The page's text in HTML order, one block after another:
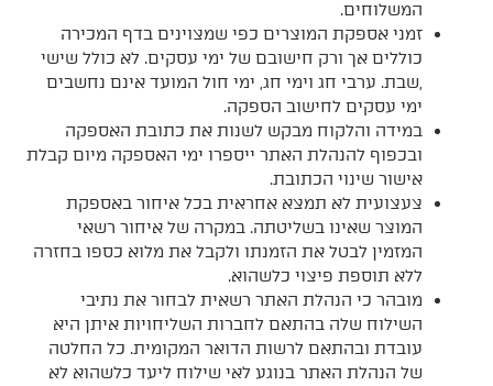
המשלוחים.
זמני אספקת המוצרים כפי שמצוינים בדף המכירה
כוללים אך ורק חישובם של ימי עסקים. לא כולל שישי
,שבת. ערבי חג וימי חג, ימי חול המועד אינם נחשבים
ימי עסקים לחישוב הספקה.
במידה והלקוח מבקש לשנות את כתובת האספקה
ובכפוף להנהלת האתר ייספרו ימי האספקה מיום קבלת
אישור שינוי הכתובת.
צעצועית לא תמצא אחראית בכל איחור באספקת
המוצר שאינו בשליטתה. במקרה של איחור רשאי
המזמין לבטל את הזמנתו ולקבל את מלוא כספו בחזרה
ללא תוספת פיצוי כלשהוא.
מובהר כי הנהלת האתר רשאית לבחור את נתיבי
השילוח שלה בהתאם לחברות השליחויות איתן היא
עובדת ובהתאם לרשות הדואר המקומית. כל החלטה
של הנהלת האתר בנוגע לאי שילוח ליעד כלשהוא לא